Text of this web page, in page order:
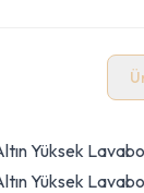
Yüksek
Yüksek